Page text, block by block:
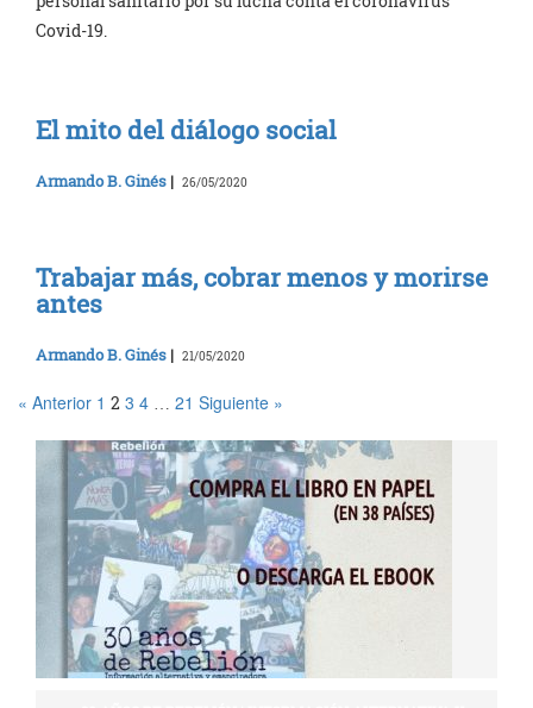
Covid-19.
El mito del diálogo social
Armando B. Ginés | 26/05/2020
Trabajar más, cobrar menos y morirse
antes
Armando B. Ginés | 21/05/2020
« Anterior 1 2 3 4 … 21 Siguiente »